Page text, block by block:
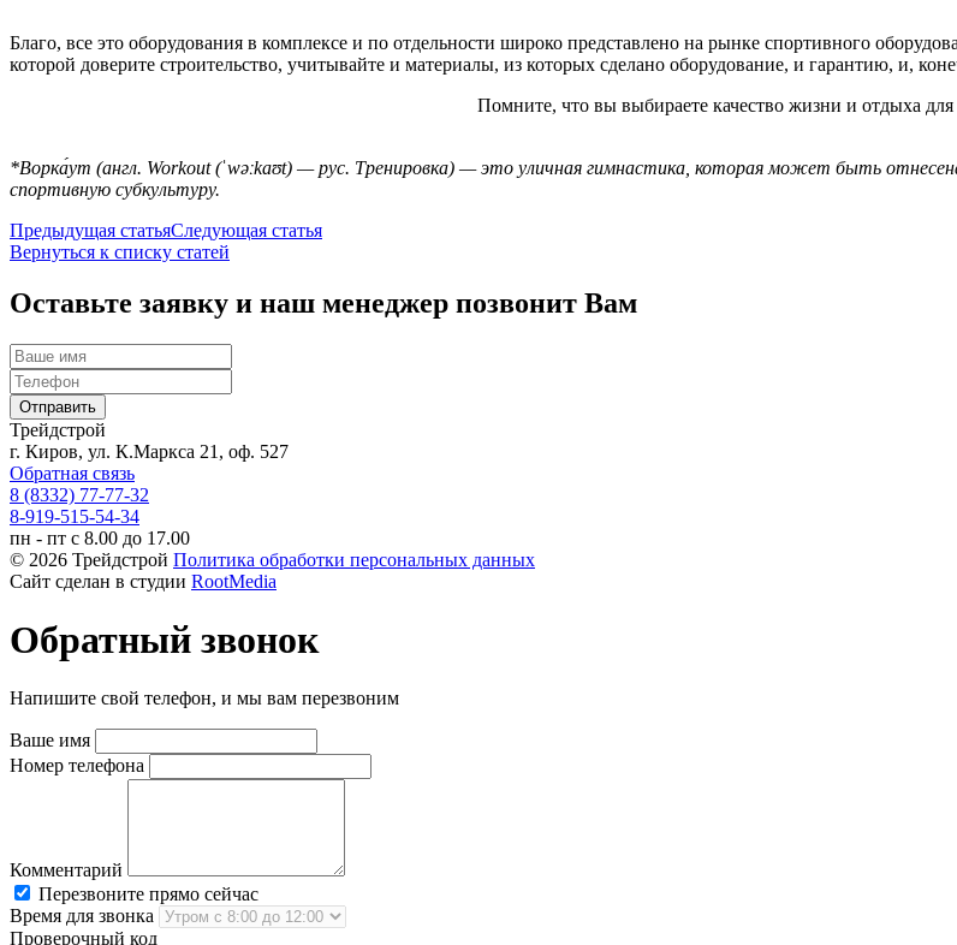
Благо, все это оборудования в комплексе и по отдельности широко представлено на рынке спортивного
которой доверите строительство, учитывайте и материалы, из которых сделано оборудование, и гарантию, и,
Помните, что вы выбираете качество жизни и отдыха для
*Ворка́ут (англ. Workout (ˈwəːkaʊt) — рус. Тренировка) — это уличная гимнастика, которая может быть
спортивную субкультуру.
Предыдущая статьяСледующая статья
Вернуться к списку статей
Оставьте заявку и наш менеджер позвонит Вам
Трейдстрой
г. Киров, ул. К.Маркса 21, оф. 527
Обратная связь
8 (8332) 77-77-32
8-919-515-54-34
пн - пт с 8.00 до 17.00
© 2026 Трейдстрой Политика обработки персональных данных
Сайт сделан в студии RootMedia
Обратный звонок
Напишите свой телефон, и мы вам перезвоним
Ваше имя
Номер телефона
Комментарий
Перезвоните прямо сейчас
Время для звонка
Проверочный код